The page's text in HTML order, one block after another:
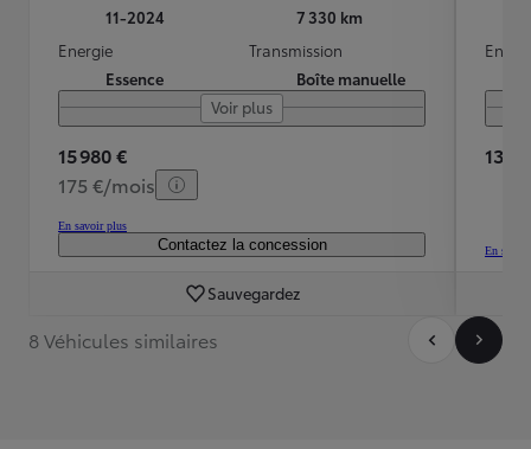
11-2024
7 330 km
Energie
Essence
Transmission
Boîte manuelle
Voir plus
15 980 €
175 €/mois
En savoir plus
Contactez la concession
Sauvegardez
13
En
8 Véhicules similaires